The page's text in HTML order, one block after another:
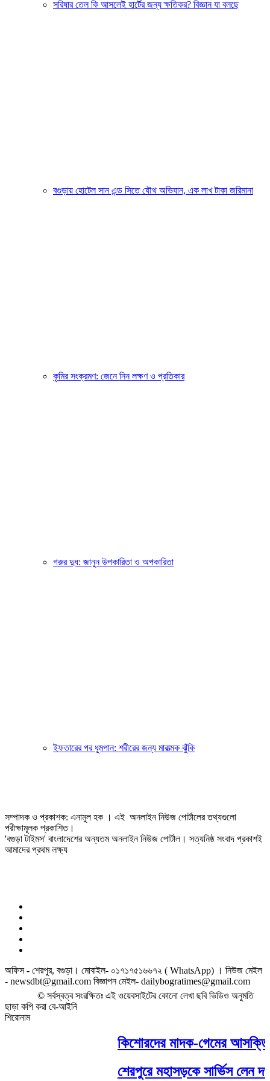
সরিষার তেল কি আসলেই হার্টের জন্য ক্ষতিকর? বিজ্ঞান যা বলছে
বগুড়ায় হোটেল সান এন্ড সিতে যৌথ অভিযান, এক লাখ টাকা জরিমানা
কৃমির সংক্রমণ: জেনে নিন লক্ষণ ও প্রতিকার
গরুর দুধ: জানুন উপকারিতা ও অপকারিতা
ইফতারের পর ধূমপান: শরীরের জন্য মারাত্মক ঝুঁকি
সম্পাদক ও প্রকাশক: এনামুল হক । এই অনলাইন নিউজ পোর্টালের তথ্যগুলো
পরীক্ষামূলক প্রকাশিত।
'বগুড়া টাইমস' বাংলাদেশের অন্যতম অনলাইন নিউজ পোর্টাল। সত্যনিষ্ঠ সংবাদ প্রকাশই
আমাদের প্রথম লক্ষ্য
অফিস - শেরপুর, বগুড়া। মোবাইল- ০১৭১৭৫১৬৬৭২ ( WhatsApp) । নিউজ মেইল
- newsdbt@gmail.com বিজ্ঞাপন মেইল- dailybogratimes@gmail.com
© সর্বস্বত্ব সংরক্ষিতঃ এই ওয়েবসাইটের কোনো লেখা ছবি ভিডিও অনুমতি
ছাড়া কপি করা বে-আইনি
শিরোনাম
কিশোরদের মাদক-গেমের আসক্তি
শেরপুরে মহাসড়কে সার্ভিস লেন